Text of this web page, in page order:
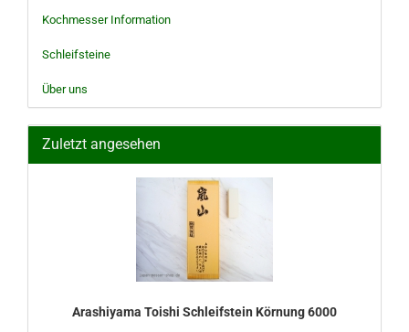
Kochmesser Information
Schleifsteine
Über uns
Zuletzt angesehen
Arashiyama Toishi Schleifstein Körnung 6000